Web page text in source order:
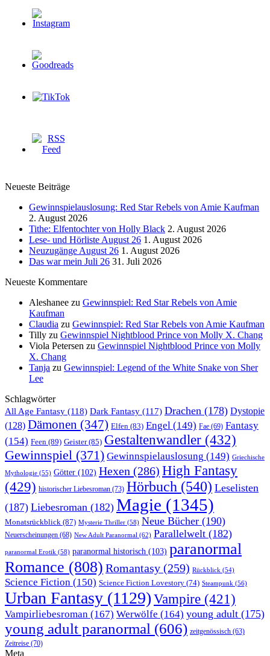
Neueste Beiträge
Gewinnspielauslosung: Red Star Rebels von Amie Kaufman
2. August 2026
Tithe: Elfentochter von Holly Black 2. August 2026
Lese- und Hörliste August 26 1. August 2026
Neuzugänge August 26 1. August 2026
Das war mein Juli 26 31. Juli 2026
Neueste Kommentare
Aleshanee zu Gewinnspiel: Red Star Rebels von Amie
Kaufman
Claudia zu Gewinnspiel: Red Star Rebels von Amie Kaufman
Tilly zu Gewinnspiel Nightblood Prince von Molly X. Chang
Viola Petersen zu Gewinnspiel Nightblood Prince von Molly
X. Chang
Tanja zu Gewinnspiel: Legend of the White Snake von Sher
Lee
Schlagwörter
All Age Fantasy (118) Dark Fantasy (117) Drachen (178) Dystopie
(128) Dämonen (347) Elfen (83) Engel (149) Fae (69) Fantasy
(154) Feen (89) Geister(85) Gestaltenwandler (432)
Gewinnspiel (371) Gewinnspielauslosung (149) Griechische
Mythologie (55) Götter (102) Hexen (286) High Fantasy
(429) historischer Liebesroman (73) Hörbuch (540) Leselisten
(187) Liebesroman (182) Magie (1345)
Monatsrückblick (87) Mysterie Thriller (58) Neue Bücher (190)
Neuerscheinungen (68) New Adult Paranormal (62) Parallelwelt (182)
paranormal Erotik (58) paranormal historisch (103) paranormal
Romance (808) Romantasy (259) Rückblick (54)
Science Fiction (150) Science Fiction Lovestory (74) Steampunk (56)
Urban Fantasy (1129) Vampire (421)
Vampirliebesroman (167) Werwölfe (164) young adult (175)
young adult paranormal (606) zeitgenössisch (63)
Zeitreise (70)
Meta